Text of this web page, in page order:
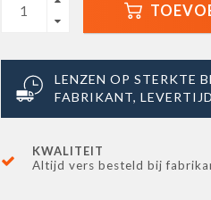
LENZEN OP STERKTE
FABRIKANT,
KWALITEIT
Altijd vers besteld bij